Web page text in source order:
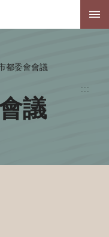
:::
都委會會議
議